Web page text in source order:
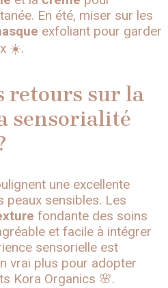
En été, miser sur les
exfoliant pour garder
☀️.
retours sur la
sensorialité
une excellente
peaux sensibles. Les
fondante des soins
et facile à intégrer
sensorielle est
vrai plus pour adopter
Kora Organics 🌸.